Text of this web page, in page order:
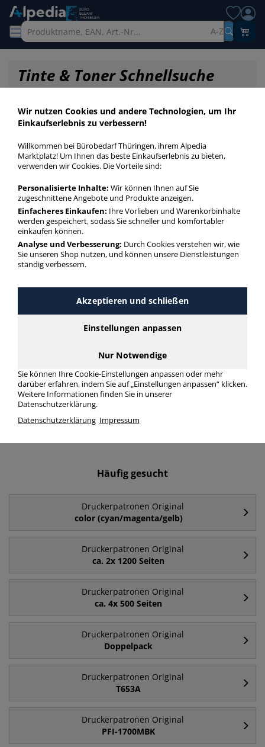
A-Z
Tinte & Toner Schnellsuche
Startseite »
Druckerpatronen Original Multipack
Druckerpatronen Original
Multipack > Packungstyp
Multipack
günstigen Preis. Finden Sie schnell Druckerpatronen Original
Multipack mit unserer Filter-Funktion.
Druckerpatronen Original Multipack
mehr Infos zur Kategorie
Häufig gesucht
Druckerpatronen Original
color (cyan/magenta/gelb)
Druckerpatronen Original
ca. 2x 1200 Seiten
Druckerpatronen Original
ca. 4x 500 Seiten
Druckerpatronen Original
Doppelpack
Druckerpatronen Original
T653A
Druckerpatronen Original
PFI-1700MBK
Wir nutzen Cookies und andere Technologien, um Ihr
Einkaufserlebnis zu verbessern!
Willkommen bei Bürobedarf Thüringen, ihrem Alpedia
Marktplatz! Um Ihnen das beste Einkaufserlebnis zu bieten,
verwenden wir Cookies. Die Vorteile sind:
Personalisierte Inhalte: Wir können Ihnen auf Sie
zugeschnittene Angebote und Produkte anzeigen.
Einfacheres Einkaufen: Ihre Vorlieben und Warenkorbinhalte
werden gespeichert, sodass Sie schneller und komfortabler
einkaufen können.
Analyse und Verbesserung: Durch Cookies verstehen wir, wie
Sie unseren Shop nutzen, und können unsere Dienstleistungen
ständig verbessern.
Akzeptieren und schließen
Einstellungen anpassen
Nur Notwendige
Sie können Ihre Cookie-Einstellungen anpassen oder mehr
darüber erfahren, indem Sie auf „Einstellungen anpassen“ klicken.
Weitere Informationen finden Sie in unserer
Datenschutzerklärung.
Datenschutzerklärung Impressum